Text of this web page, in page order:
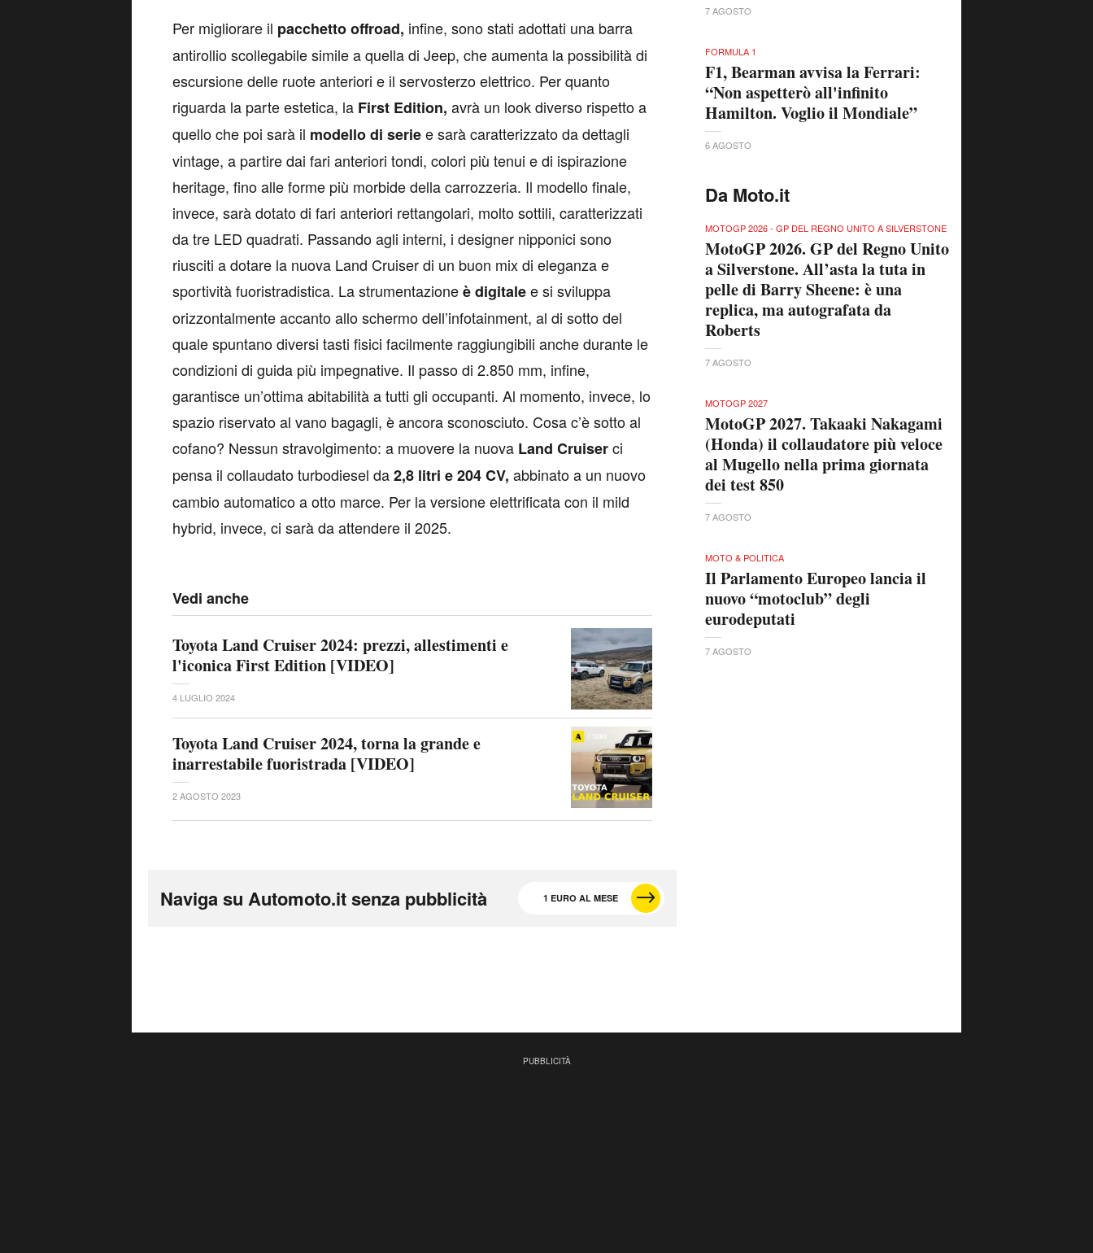
Per migliorare il pacchetto offroad, infine, sono stati adottati una barra
antirollio scollegabile simile a quella di Jeep, che aumenta la possibilità di
escursione delle ruote anteriori e il servosterzo elettrico. Per quanto
riguarda la parte estetica, la First Edition, avrà un look diverso rispetto a
quello che poi sarà il modello di seriee sarà caratterizzato da dettagli
vintage, a partire dai fari anteriori tondi, colori più tenui e di ispirazione
heritage, fino alle forme più morbide della carrozzeria. Il modello finale,
invece, sarà dotato di fari anteriori rettangolari, molto sottili, caratterizzati
da tre LED quadrati. Passando agli interni, i designer nipponici sono
riusciti a dotare la nuova Land Cruiser di un buon mix di eleganza e
sportività fuoristradistica. La strumentazioneè digitalee si sviluppa
orizzontalmente accanto allo schermo dell’infotainment, al di sotto del
quale spuntano diversi tasti fisici facilmente raggiungibili anche durante le
condizioni di guida più impegnative. Il passo di 2.850 mm, infine,
garantisce un’ottima abitabilità a tutti gli occupanti. Al momento, invece, lo
spazio riservato al vano bagagli, è ancora sconosciuto. Cosa c’è sotto al
cofano? Nessun stravolgimento: a muovere la nuova Land Cruiserci
pensa il collaudato turbodiesel da2,8 litri e 204 CV, abbinato a un nuovo
cambio automatico a otto marce. Per la versione elettrificata con il mild
hybrid, invece, ci sarà da attendere il 2025.
Vedi anche
Toyota Land Cruiser 2024: prezzi, allestimenti e
l'iconica First Edition [VIDEO]
4 LUGLIO 2024
Toyota Land Cruiser 2024, torna la grande e
inarrestabile fuoristrada [VIDEO]
2 AGOSTO 2023
Naviga su Automoto.it senza pubblicità 1 EURO AL MESE
7 AGOSTO
FORMULA 1
F1, Bearman avvisa la Ferrari:
“Non aspetterò all'infinito
Hamilton. Voglio il Mondiale”
6 AGOSTO
Da Moto.it
MOTOGP 2026 - GP DEL REGNO UNITO A SILVERSTONE
MotoGP 2026. GP del Regno Unito
a Silverstone. All’asta la tuta in
pelle di Barry Sheene: è una
replica, ma autografata da
Roberts
7 AGOSTO
MOTOGP 2027
MotoGP 2027. Takaaki Nakagami
(Honda) il collaudatore più veloce
al Mugello nella prima giornata
dei test 850
7 AGOSTO
MOTO & POLITICA
Il Parlamento Europeo lancia il
nuovo “motoclub” degli
eurodeputati
7 AGOSTO
PUBBLICITÀ